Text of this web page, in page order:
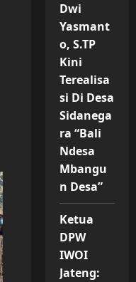
Dwi
Yasmant
o, S.TP
Kini
Terealisa
si Di Desa
Sidanega
ra “Bali
Ndesa
Mbangu
n Desa”
Ketua
DPW
IWOI
Jateng: